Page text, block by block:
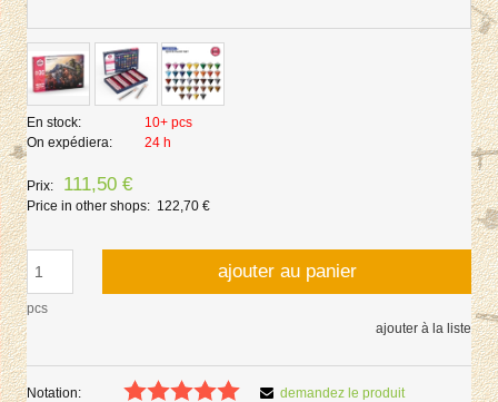
En stock:
10+ pcs
On expédiera:
24 h
Prix: 111,50 €
Price in other shops: 122,70 €
pcs
ajouter au panier
ajouter à la liste
Notation:
demandez le produit